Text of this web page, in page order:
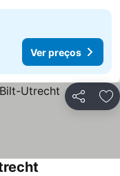
Ver preços
Partilhar